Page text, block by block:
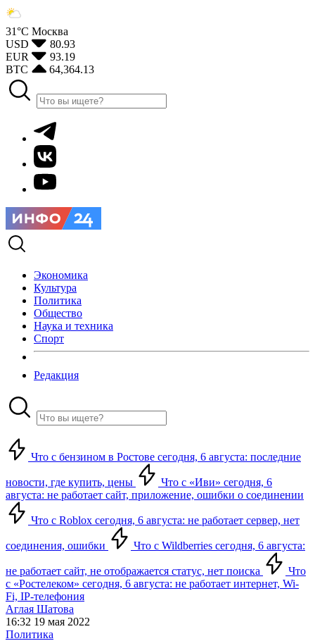
31°С Москва
USD
80.93
EUR
93.19
BTC
64,364.13
Экономика
Культура
Политика
Общество
Наука и техника
Спорт
Редакция
Что с бензином в Ростове сегодня, 6 августа: последние
новости, где купить, цены
Что с «Иви» сегодня, 6
августа: не работает сайт, приложение, ошибки о соединении
Что с Roblox сегодня, 6 августа: не работает сервер, нет
соединения, ошибки Что с Wildberries сегодня, 6 августа:
не работает сайт, не отображается статус, нет поиска
Что
с «Ростелеком» сегодня, 6 августа: не работает интернет, Wi-
Fi, IP-телефония
Аглая Шатова
16:32 19 мая 2022
Политика